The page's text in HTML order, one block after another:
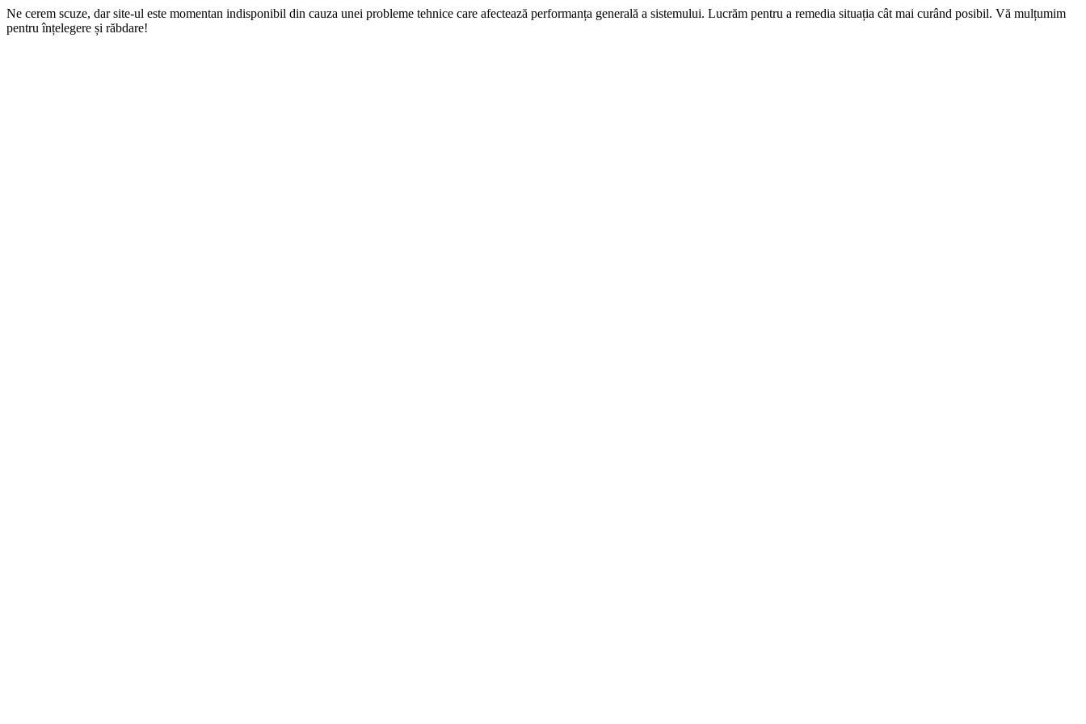
Ne cerem scuze, dar site-ul este momentan indisponibil din cauza unei probleme tehnice care afectează performanța generală a sistemului. Lucrăm pentru a remedia situația cât mai curând posibil. Vă mulțumim
pentru înțelegere și răbdare!